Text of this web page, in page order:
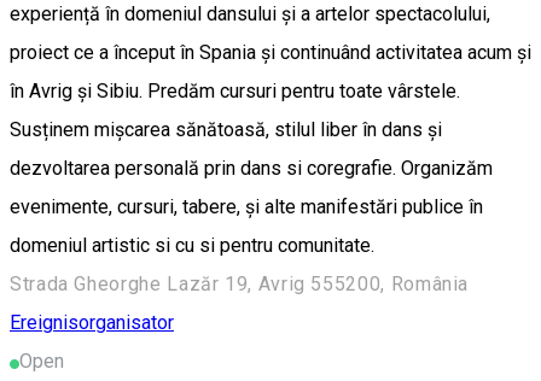
experiență în domeniul dansului și a artelor spectacolului,
proiect ce a început în Spania și continuând activitatea acum și
în Avrig și Sibiu. Predăm cursuri pentru toate vârstele.
Susținem mișcarea sănătoasă, stilul liber în dans și
dezvoltarea personală prin dans si coregrafie. Organizăm
evenimente, cursuri, tabere, și alte manifestări publice în
domeniul artistic si cu si pentru comunitate.
Strada Gheorghe Lazăr 19, Avrig 555200, România
Ereignisorganisator
Open